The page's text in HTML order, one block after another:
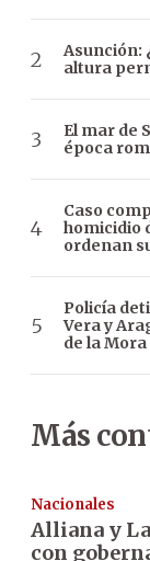
Asunción:
altura
El mar de
época
Caso
homicidio
ordenan
Policía
Vera y
de la Mora
Más
Nacionales
Alliana y
con